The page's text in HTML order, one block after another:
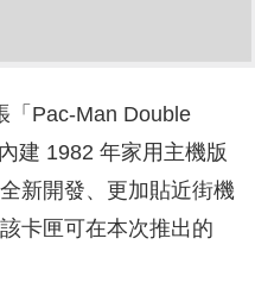
Pac‑Man Double
建 1982 年家用主機版
新開發、更加貼近街機
卡匣可在本次推出的